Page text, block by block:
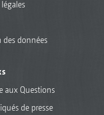
des données
aux Questions
de presse